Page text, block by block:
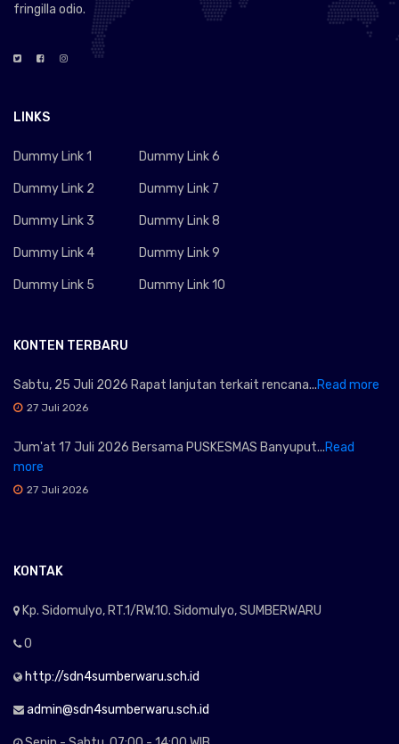
fringilla odio.
LINKS
Dummy Link 1
Dummy Link 2
Dummy Link 3
Dummy Link 4
Dummy Link 5
Dummy Link 6
Dummy Link 7
Dummy Link 8
Dummy Link 9
Dummy Link 10
KONTEN TERBARU
Sabtu, 25 Juli 2026 Rapat lanjutan terkait rencana...Read more
27 Juli 2026
Jum'at 17 Juli 2026 Bersama PUSKESMAS Banyuput...Read
more
27 Juli 2026
KONTAK
Kp. Sidomulyo, RT.1/RW.10. Sidomulyo, SUMBERWARU
0
http://sdn4sumberwaru.sch.id
admin@sdn4sumberwaru.sch.id